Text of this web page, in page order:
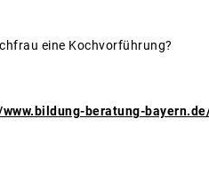
eine Kochvorführung?
beratung-